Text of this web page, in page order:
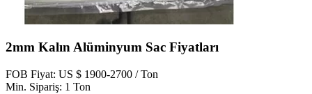
2mm Kalın Alüminyum Sac Fiyatları
FOB Fiyat: US $ 1900-2700 / Ton
Min. Sipariş: 1 Ton